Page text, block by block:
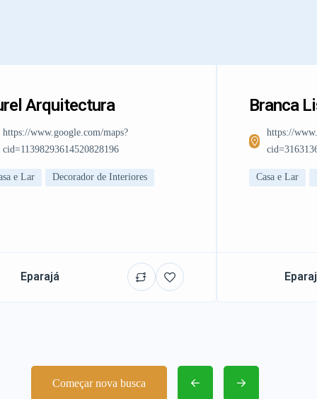
Arquitectura
https://www.google.com/maps?
cid=11398293614520828196
e Lar Decorador de Interiores
Eparajá
Branca
https://
Casa e Lar
Começar nova busca